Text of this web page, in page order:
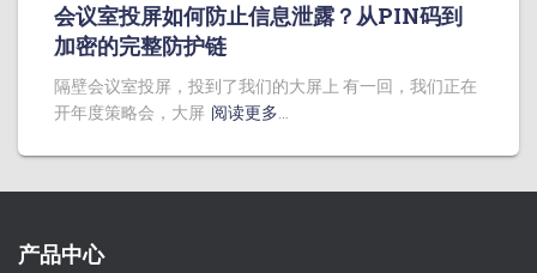
会议室投屏如何防止信息泄露？从PIN码到
加密的完整防护链
隔壁会议室投屏，投到了我们的大屏上 有一回，我们正在
开年度策略会，大屏 阅读更多…
产品中心